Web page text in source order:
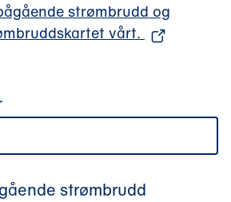
strømbrudd og
vårt.
e
i
n
strømbrudd